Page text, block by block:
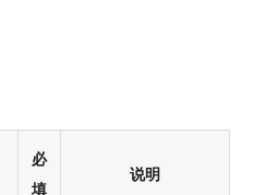
必
填
说明